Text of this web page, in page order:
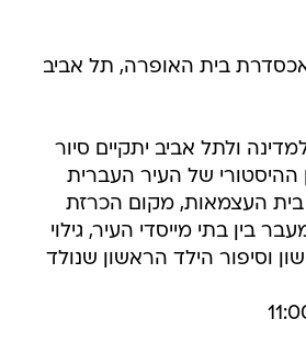
בית האופרה, תל אביב
ולתל אביב יתקיים סיור
ההיסטורי של העיר העברית
בית העצמאות, מקום הכרזת
בין בתי מייסדי העיר, גילוי
וסיפור הילד הראשון שנולד